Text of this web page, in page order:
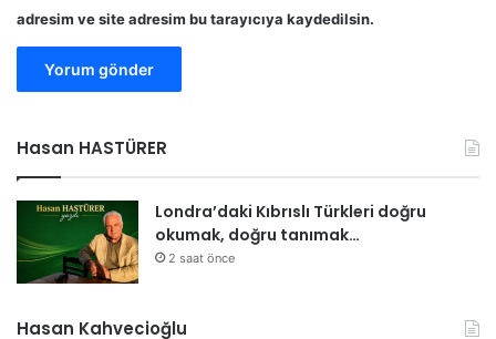
adresim ve site adresim bu tarayıcıya kaydedilsin.
Hasan HASTÜRER
Londra’daki Kıbrıslı Türkleri doğru
okumak, doğru tanımak…
2 saat önce
Hasan Kahvecioğlu